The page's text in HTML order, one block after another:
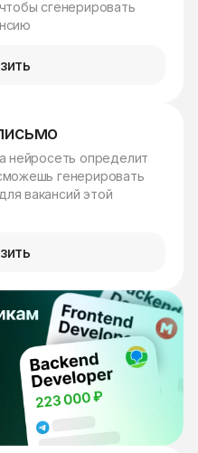
сгенерировать
нейросеть определит
генерировать
вакансий этой